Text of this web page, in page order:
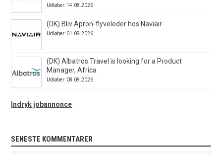
Udløber: 14.08.2026
(DK) Bliv Apron-flyveleder hos Naviair
Udløber: 01.09.2026
(DK) Albatros Travel is looking for a Product
Manager, Africa
Udløber: 08.08.2026
Indryk jobannonce
SENESTE KOMMENTARER